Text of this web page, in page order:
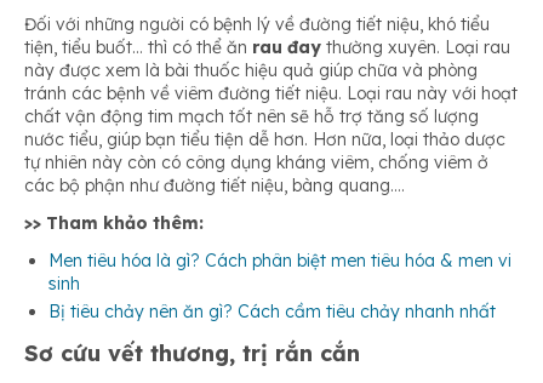
Đối với những người có bệnh lý về đường tiết niệu, khó tiểu
tiện, tiểu buốt… thì có thể ăn rau đay thường xuyên. Loại rau
này được xem là bài thuốc hiệu quả giúp chữa và phòng
tránh các bệnh về viêm đường tiết niệu. Loại rau này với hoạt
chất vận động tim mạch tốt nên sẽ hỗ trợ tăng số lượng
nước tiểu, giúp bạn tiểu tiện dễ hơn. Hơn nữa, loại thảo dược
tự nhiên này còn có công dụng kháng viêm, chống viêm ở
các bộ phận như đường tiết niệu, bàng quang….
>> Tham khảo thêm:
Men tiêu hóa là gì? Cách phân biệt men tiêu hóa & men vi
sinh
Bị tiêu chảy nên ăn gì? Cách cầm tiêu chảy nhanh nhất
Sơ cứu vết thương, trị rắn cắn